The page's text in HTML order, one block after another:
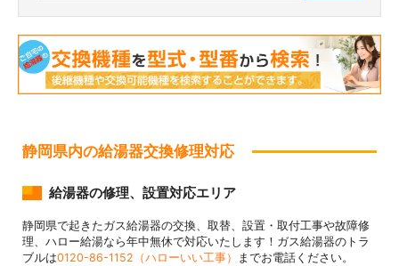
静岡県内の給湯器交換修理対応
給湯器の修理、設置対応エリア
静岡県で起きたガス給湯器の交換、取替、設置・取付工事や故障修
理、ハロー給湯なら年中無休で対応いたします！ガス給湯器のトラ
ブルは0120-86-1152（ハローいい工事） までお電話ください。